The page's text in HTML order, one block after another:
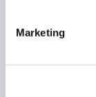
Marketing